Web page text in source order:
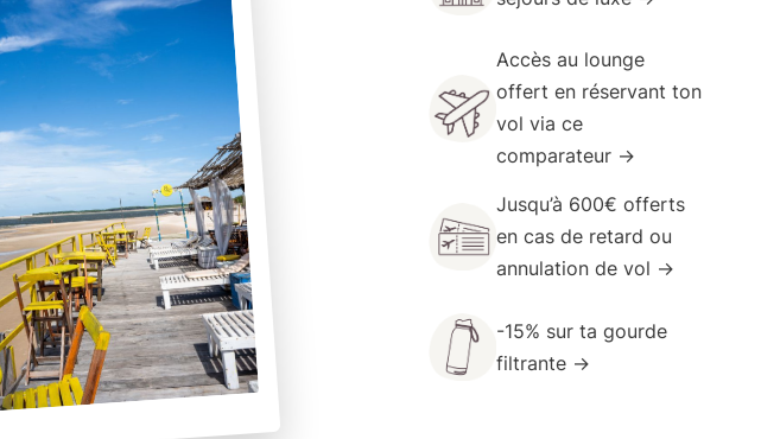
Accès au lounge
offert en réservant ton
vol via ce
comparateur →
Jusqu’à 600€ offerts
en cas de retard ou
annulation de vol →
-15% sur tagourde
filtrante →